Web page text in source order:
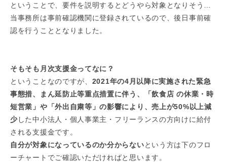
務
所
ということで、要件を説明するとどうやら対象となりそう…
当事務所は事前確認機関に登録されているので、後日事前確
認を行うこととなりました。
そもそも月次支援金ってなに？
ということなのですが、 2021年の4月以降に実施された緊急
事態措、まん延防止等重点措置に伴う、「飲食店 の休業・時
短営業」や「外出自粛等」の影響により、売上が50%以上減
少した中小法人・個人事業主・フリーランスの方向けに給付
される支援金です。
自分が対象になっているのか分からないという方は下のフロ
ーチャートでご確認いただければと思います。